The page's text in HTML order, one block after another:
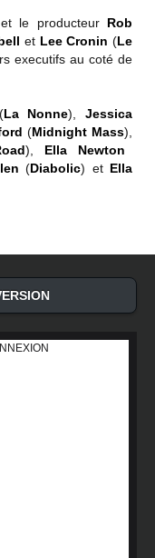
et le producteur Rob
et Lee Cronin (Le
executifs au coté de
La Nonne),Jessica
(Midnight Mass),
), Ella Newton
(Diabolic) et Ella